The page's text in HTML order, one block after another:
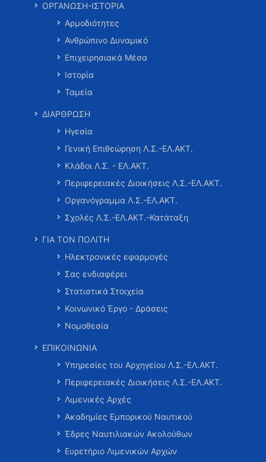
ΟΡΓΑΝΩΣΗ-ΙΣΤΟΡΙΑ
Αρμοδιότητες
Ανθρώπινο Δυναμικό
Επιχειρησιακά Μέσα
Ιστορία
Ταμεία
ΔΙΑΡΘΡΩΣΗ
Ηγεσία
Γενική Επιθεώρηση Λ.Σ.-ΕΛ.ΑΚΤ.
Κλάδοι Λ.Σ. - ΕΛ.ΑΚΤ.
Περιφερειακές Διοικήσεις Λ.Σ.-ΕΛ.ΑΚΤ.
Οργανόγραμμα Λ.Σ.-ΕΛ.ΑΚΤ.
Σχολές Λ.Σ.-ΕΛ.ΑΚΤ.-Κατάταξη
ΓΙΑ ΤΟΝ ΠΟΛΙΤΗ
Ηλεκτρονικές εφαρμογές
Σας ενδιαφέρει
Στατιστικά Στοιχεία
Κοινωνικό Έργο - Δράσεις
Νομοθεσία
ΕΠΙΚΟΙΝΩΝΙΑ
Υπηρεσίες του Αρχηγείου Λ.Σ.-ΕΛ.ΑΚΤ.
Περιφερειακές Διοικήσεις Λ.Σ.-ΕΛ.ΑΚΤ.
Λιμενικές Αρχές
Ακαδημίες Εμπορικού Ναυτικού
Έδρες Ναυτιλιακών Ακολούθων
Ευρετήριο Λιμενικών Αρχών